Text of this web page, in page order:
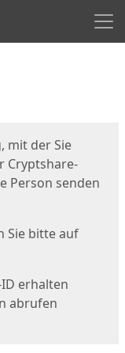
mit der Sie
Cryptshare-
Person senden
Sie bitte auf
erhalten
abrufen